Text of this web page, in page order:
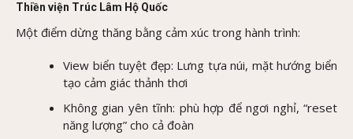
Thiền viện Trúc Lâm Hộ Quốc
Một điểm dừng thăng bằng cảm xúc trong hành trình:
View biển tuyệt đẹp: Lưng tựa núi, mặt hướng biển
tạo cảm giác thảnh thơi
Không gian yên tĩnh: phù hợp để ngơi nghỉ, “reset
năng lượng” cho cả đoàn